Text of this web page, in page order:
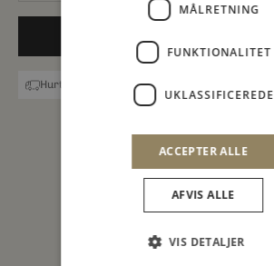
Hurtig levering 14 dages reurret
MÅLRETNING
FUNKTIONALITET
UKLASSIFICEREDE
ACCEPTER ALLE
AFVIS ALLE
VIS DETALJER